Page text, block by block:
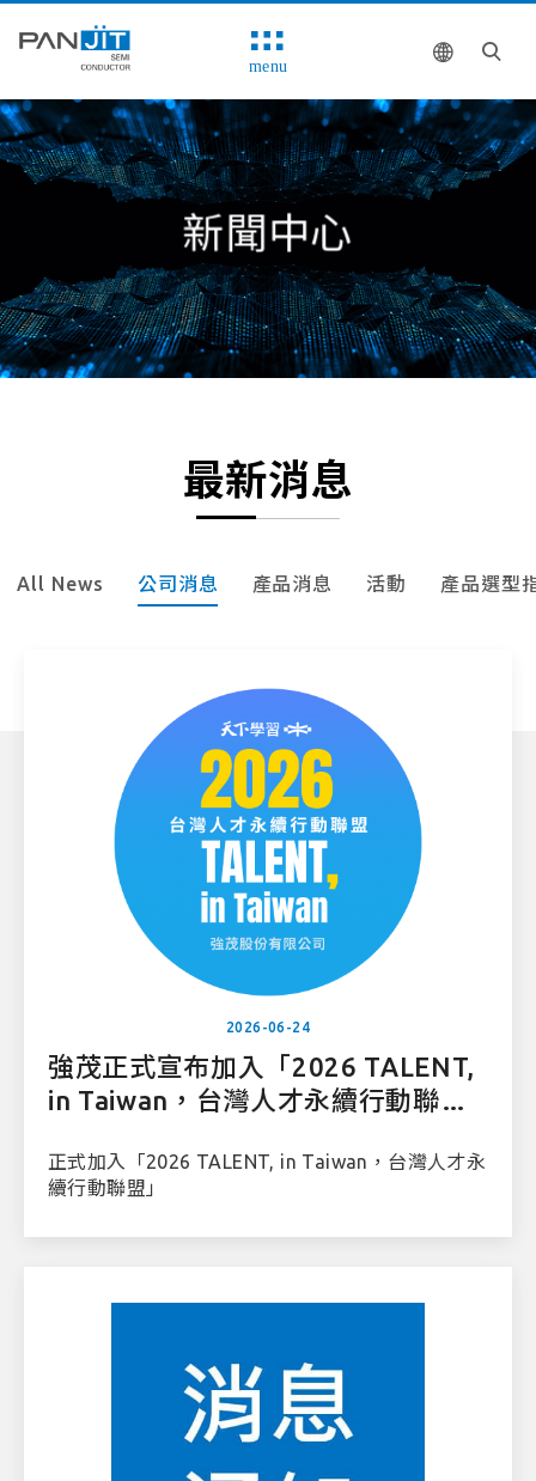
menu
新聞中心
最新消息
All News 公司消息 產品消息 活動 產品選型
2026-06-24
強茂正式宣布加入「2026 TALENT,
in Taiwan，台灣人才永續行動聯
正式加入「2026 TALENT, in Taiwan，台灣人才永
續行動聯盟」